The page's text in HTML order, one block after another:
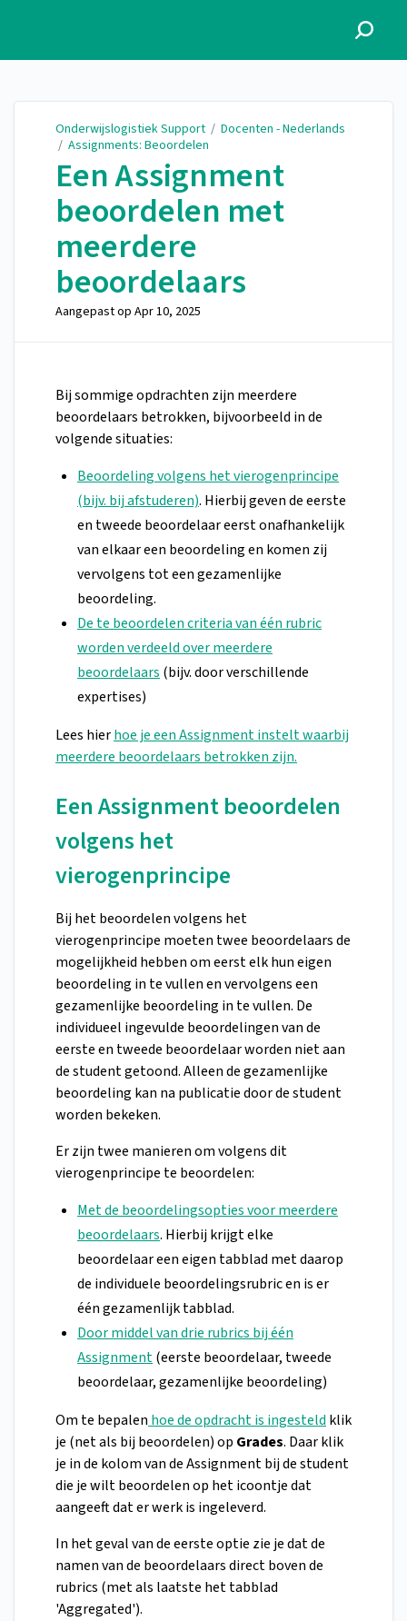
Onderwijslogistiek Support / Docenten - Nederlands
/ Assignments: Beoordelen
Een Assignment
beoordelen met
meerdere
beoordelaars
Aangepast op Apr 10, 2025
Bij sommige opdrachten zijn meerdere
beoordelaars betrokken, bijvoorbeeld in de
volgende situaties:
Beoordeling volgens het vierogenprincipe
(bijv. bij afstuderen). Hierbij geven de eerste
en tweede beoordelaar eerst onafhankelijk
van elkaar een beoordeling en komen zij
vervolgens tot een gezamenlijke
beoordeling.
De te beoordelen criteria van één rubric
worden verdeeld over meerdere
beoordelaars (bijv. door verschillende
expertises)
Lees hierhoe je een Assignment instelt waarbij
meerdere beoordelaars betrokken zijn.
Een Assignment beoordelen
volgens het
vierogenprincipe
Bij het beoordelen volgens het
vierogenprincipe moeten twee beoordelaars de
mogelijkheid hebben om eerst elk hun eigen
beoordeling in te vullen en vervolgens een
gezamenlijke beoordeling in te vullen. De
individueel ingevulde beoordelingen van de
eerste en tweede beoordelaar worden niet aan
de student getoond. Alleen de gezamenlijke
beoordeling kan na publicatie door de student
worden bekeken.
Er zijn twee manieren om volgens dit
vierogenprincipe te beoordelen:
Met de beoordelingsopties voor meerdere
beoordelaars. Hierbij krijgt elke
beoordelaar een eigen tabblad met daarop
de individuele beoordelingsrubric en is er
één gezamenlijk tabblad.
Door middel van drie rubrics bij één
Assignment(eerste beoordelaar, tweede
beoordelaar, gezamenlijke beoordeling)
Om te bepalen hoe de opdracht is ingesteld klik
je (net als bij beoordelen) op Grades. Daar klik
je in de kolom van de Assignment bij de student
die je wilt beoordelen op het icoontje dat
aangeeft dat er werk is ingeleverd.
In het geval van de eerste optie zie je dat de
namen van de beoordelaars direct boven de
rubrics (met als laatste het tabblad
'Aggregated').